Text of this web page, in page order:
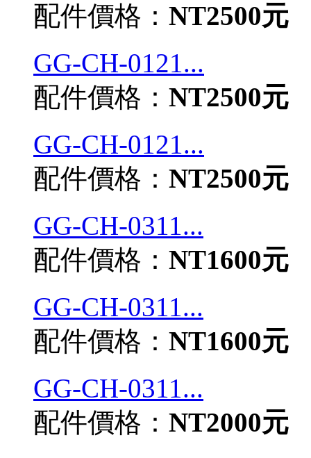
配件價格： NT2500元
GG-CH-0121...
配件價格： NT2500元
GG-CH-0121...
配件價格： NT2500元
GG-CH-0311...
配件價格： NT1600元
GG-CH-0311...
配件價格： NT1600元
GG-CH-0311...
配件價格： NT2000元